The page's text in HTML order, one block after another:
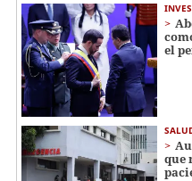
el
que